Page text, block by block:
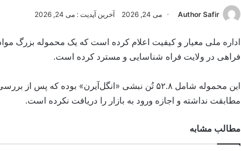
Author Safir می 24, 2026 آخرین آپدیت : می 24, 2026
فراهی در ولایت فراه شناسایی و مسترد کرده است.
این محموله شامل ۵۲.۸ تُن نبشی «انگل‌آیرن» بوده
مطابقت نداشته و اجازه ورود به بازار را دریافت نکرده است.
مطالب مشابه